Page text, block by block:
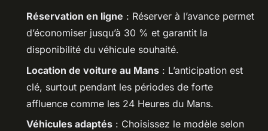
Réservation en ligne : Réserver à l’avance permet
d’économiser jusqu’à 30 % et garantit la
disponibilité du véhicule souhaité.
Location de voiture au Mans : L’anticipation est
clé, surtout pendant les périodes de forte
affluence comme les 24 Heures du Mans.
Véhicules adaptés : Choisissez le modèle selon